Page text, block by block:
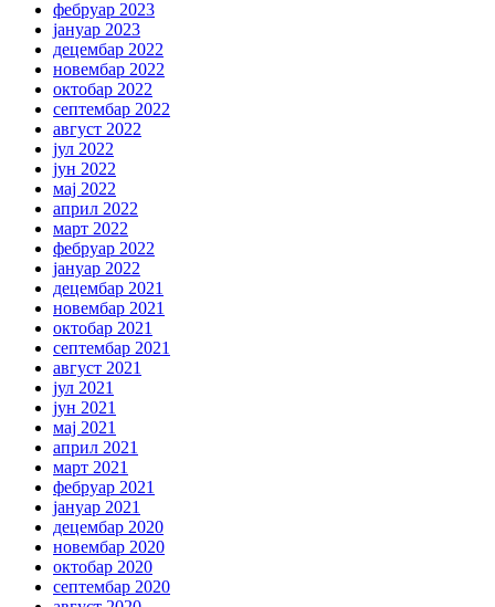
фебруар 2023
јануар 2023
децембар 2022
новембар 2022
октобар 2022
септембар 2022
август 2022
јул 2022
јун 2022
мај 2022
април 2022
март 2022
фебруар 2022
јануар 2022
децембар 2021
новембар 2021
октобар 2021
септембар 2021
август 2021
јул 2021
јун 2021
мај 2021
април 2021
март 2021
фебруар 2021
јануар 2021
децембар 2020
новембар 2020
октобар 2020
септембар 2020